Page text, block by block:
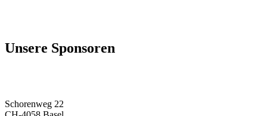
Unsere Sponsoren
Schorenweg 22